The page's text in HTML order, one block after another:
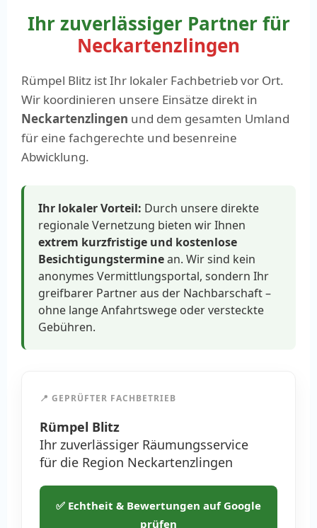
Ihr zuverlässiger Partner für
Neckartenzlingen
Rümpel Blitz ist Ihr lokaler Fachbetrieb vor Ort.
Wir koordinieren unsere Einsätze direkt in
Neckartenzlingen und dem gesamten Umland
für eine fachgerechte und besenreine
Abwicklung.
Ihr lokaler Vorteil: Durch unsere direkte
regionale Vernetzung bieten wir Ihnen
extrem kurzfristige und kostenlose
Besichtigungsterminean. Wir sind kein
anonymes Vermittlungsportal, sondern Ihr
greifbarer Partner aus der Nachbarschaft –
ohne lange Anfahrtswege oder versteckte
Gebühren.
📍 GEPRÜFTER FACHBETRIEB
Rümpel Blitz
Ihr zuverlässiger Räumungsservice
für die Region Neckartenzlingen
✅ Echtheit & Bewertungen auf Google
prüfen